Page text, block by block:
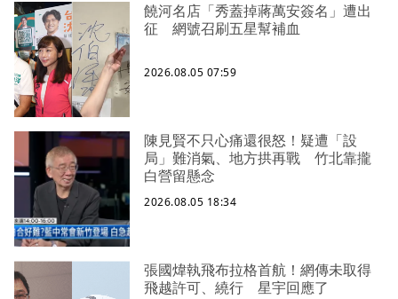
饒河名店「秀蓋掉蔣萬安簽名」遭出
征 網號召刷五星幫補血
2026.08.05 07:59
陳見賢不只心痛還很怒！疑遭「設
局」難消氣、地方拱再戰 竹北靠攏
白營留懸念
2026.08.05 18:34
張國煒執飛布拉格首航！網傳未取得
飛越許可、繞行 星宇回應了